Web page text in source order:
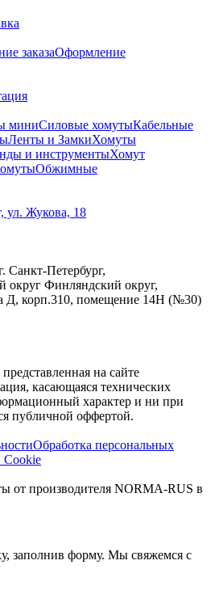
заказаОформление
миниСиловые хомутыКабельные
Ленты и ЗамкиХомуты
и инструментыХомут
Обжимные
ул. Жукова, 18
Санкт-Петербург,
округ Финляндский округ,
Д, корп.310, помещение 14Н (№30)
на сайте
касающаяся технических
характер и ни при
публичной оффертой.‍
Обработка персональных
Cookie
от производителя NORMA-RUS в
заполнив форму. Мы свяжемся с